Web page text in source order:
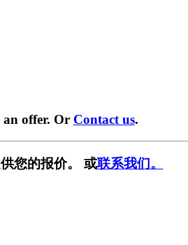
offer. Or Contact us.
您的报价。 或联系我们。